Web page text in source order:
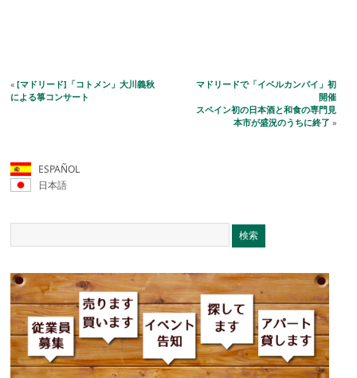
«[マドリード]「コトメン」大川義秋
による箏コンサート
マドリードで「イベルカンパイ」初
開催
スペイン初の日本酒と和食の専門見
本市が盛況のうちに終了 »
ESPAÑOL
日本語